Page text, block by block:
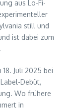
aus Lo-Fi-
still und
ist dabei zum
18. Juli 2025 bei
Debüt,
Wo frühere
in